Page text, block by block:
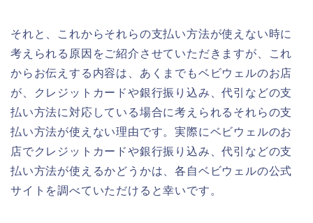
それと、これからそれらの支払い方法が使えない時に
考えられる原因をご紹介させていただきますが、これ
からお伝えする内容は、あくまでもベビウェルのお店
が、クレジットカードや銀行振り込み、代引などの支
払い方法に対応している場合に考えられるそれらの支
払い方法が使えない理由です。実際にベビウェルのお
店でクレジットカードや銀行振り込み、代引などの支
払い方法が使えるかどうかは、各自ベビウェルの公式
サイトを調べていただけると幸いです。